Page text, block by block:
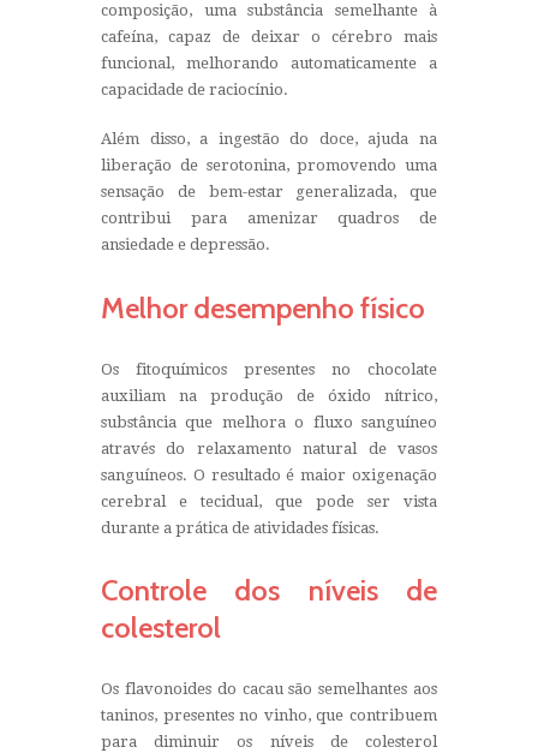
composição, uma substância semelhante à
cafeína, capaz de deixar o cérebro mais
funcional, melhorando automaticamente a
capacidade de raciocínio.
Além disso, a ingestão do doce, ajuda na
liberação de serotonina, promovendo uma
sensação de bem-estar generalizada, que
contribui para amenizar quadros de
ansiedade e depressão.
Melhor desempenho físico
Os fitoquímicos presentes no chocolate
auxiliam na produção de óxido nítrico,
substância que melhora o fluxo sanguíneo
através do relaxamento natural de vasos
sanguíneos. O resultado é maior oxigenação
cerebral e tecidual, que pode ser vista
durante a prática de atividades físicas.
Controle dos níveis de
colesterol
Os flavonoides do cacau são semelhantes aos
taninos, presentes no vinho, que contribuem
para diminuir os níveis de colesterol